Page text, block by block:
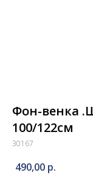
Фон-венка
100/122см
30167
490,00 р.